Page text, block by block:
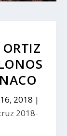
2018 |
2018-